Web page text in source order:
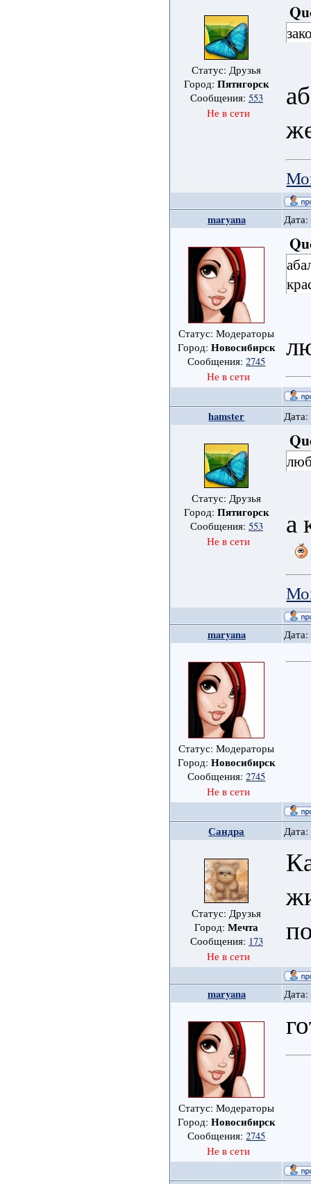
Статус: Друзья
Город: Пятигорск
Сообщения: 553
Не в сети
maryana
Статус: Модераторы
Город: Новосибирск
Сообщения:2745
Не в сети
hamster
Статус: Друзья
Город: Пятигорск
Сообщения: 553
Не в сети
а
maryana
Статус: Модераторы
Город: Новосибирск
Сообщения:2745
Не в сети
Сандра
Статус: Друзья
Город:Мечта
Сообщения: 173
Не в сети
maryana
Статус: Модераторы
Город: Новосибирск
Сообщения:2745
Не в сети